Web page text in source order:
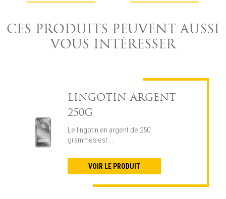
CES PRODUITS PEUVENT AUSSI
VOUS INTÉRESSER
LINGOTIN ARGENT
250G
Le lingotin en argent de 250
grammes est...
VOIR LE PRODUIT